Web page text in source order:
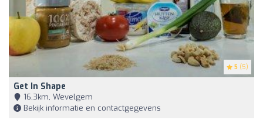
5 (5)
Get In Shape
16,3km, Wevelgem
Bekijk informatie en contactgegevens